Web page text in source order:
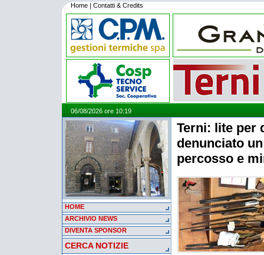
Home | Contatti & Credits
06/08/2026 ore 10:19
HOME
ARCHIVIO NEWS
DIVENTA SPONSOR
CERCA NOTIZIE
Terni: lite per
denunciato
percosso e